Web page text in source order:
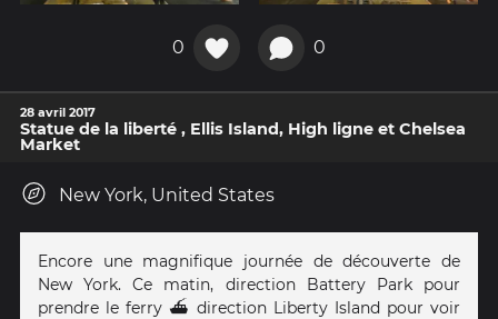
0 0
28 avril 2017
Statue de la liberté , Ellis Island, High ligne et Chelsea
Market
New York, United States
Encore une magnifique journée de découverte de
New York. Ce matin, direction Battery Park pour
prendre le ferry ⛴ direction Liberty Island pour voir